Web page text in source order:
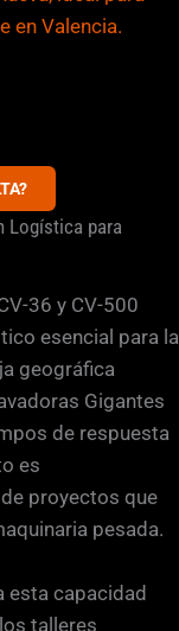
Logística para
36 y CV-500
esencial para la
geográfica
Gigantes
de respuesta
es
proyectos que
pesada.
esta capacidad
talleres